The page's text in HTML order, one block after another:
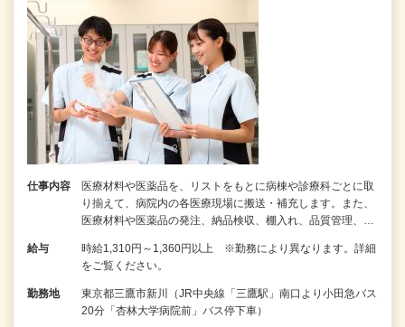
仕事内容
医療材料や医薬品を、リストをもとに病棟や診療科ごとに取
り揃えて、病院内の各医療現場に搬送・補充します。また、
医療材料や医薬品の発注、納品検収、棚入れ、品質管理、…
給与
時給1,310円～1,360円以上 ※勤務により異なります。詳細
をご覧ください。
勤務地
東京都三鷹市新川（JR中央線「三鷹駅」南口より小田急バス
20分「杏林大学病院前」バス停下車）